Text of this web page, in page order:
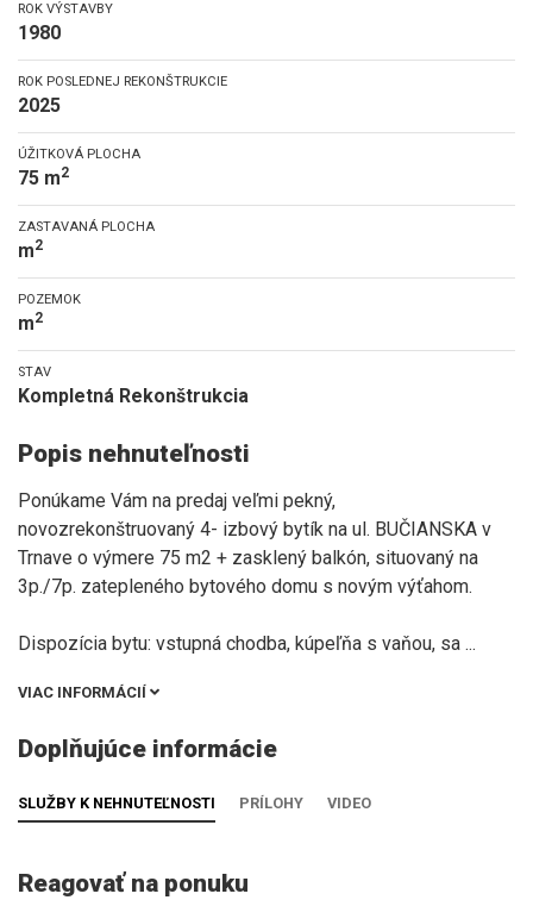
ROK VÝSTAVBY
1980
ROK POSLEDNEJ REKONŠTRUKCIE
2025
ÚŽITKOVÁ PLOCHA
75 m2
ZASTAVANÁ PLOCHA
m2
POZEMOK
m2
STAV
Kompletná Rekonštrukcia
Popis nehnuteľnosti
Ponúkame Vám na predaj veľmi pekný,
novozrekonštruovaný 4- izbový bytík na ul. BUČIANSKA v
Trnave o výmere 75 m2 + zasklený balkón, situovaný na
3p./7p. zatepleného bytového domu s novým výťahom.
Dispozícia bytu: vstupná chodba, kúpeľňa s vaňou, sa ...
VIAC INFORMÁCIÍ
Doplňujúce informácie
SLUŽBY K NEHNUTEĽNOSTI PRÍLOHY VIDEO
Reagovať na ponuku